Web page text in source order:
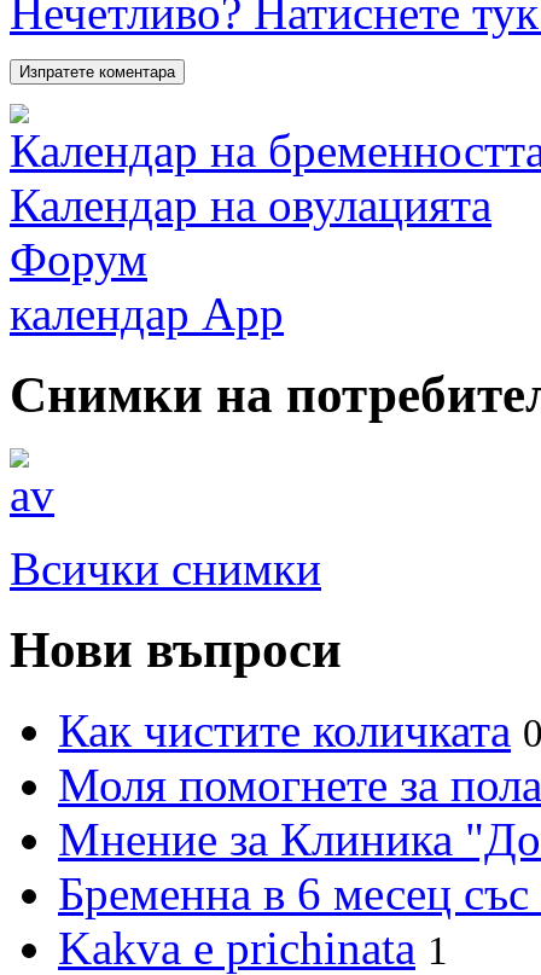
Нечетливо? Натиснете
Календар на
Календар на овулацията
Форум
календар App
Снимки на
Всички снимки
Нови въпроси
Как чистите количката
Моля помогнете за
Мнение за Клиника
Бременна в 6 месец
Kakva e prichinata 1